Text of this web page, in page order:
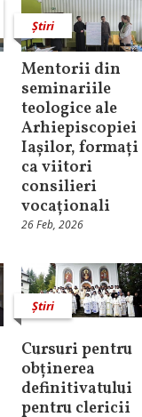
Știri
Mentorii din
seminariile
teologice ale
Arhiepiscopiei
Iașilor, formați
ca viitori
consilieri
vocaționali
26 Feb, 2026
Știri
Cursuri pentru
obținerea
definitivatului
pentru clericii